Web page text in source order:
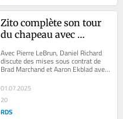
Zito complète son tour
du chapeau avec
Avec Pierre LeBrun, Daniel Richard
discute des mises sous contrat de
Brad Marchand et Aaron Ekblad avec
01.07.2025
20
RDS